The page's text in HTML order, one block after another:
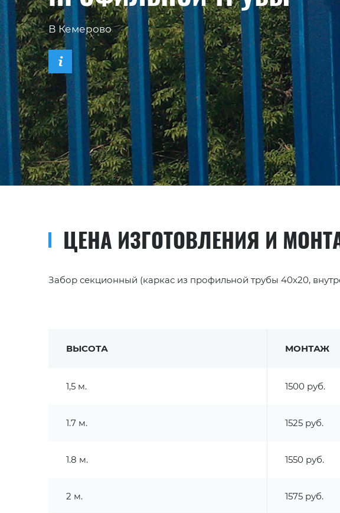
В Кемерово
ЦЕНА ИЗГОТОВЛЕНИЯ И
Забор секционный (каркас из профильной трубы 40х20,
ВЫСОТА МОНТАЖ
1,5 м. 1500 руб.
1.7 м. 1525 руб.
1.8 м. 1550 руб.
2 м. 1575 руб.